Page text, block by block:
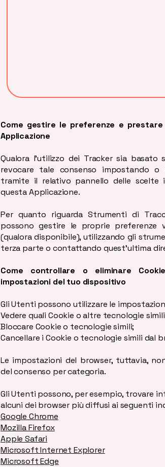
Come gestire le preferenze e
Applicazione
Qualora l’utilizzo dei Tracker sia
revocare tale consenso impostando
tramite il relativo pannello delle scelte
questa Applicazione.
Per quanto riguarda Strumenti di
possono gestire le proprie
(qualora disponibile), utilizzando gli
terza parte o contattando quest'ultima
Come controllare o eliminare
impostazioni del tuo dispositivo
Gli Utenti possono utilizzare le
Vedere quali Cookie o altre tecnologie
Bloccare Cookie o tecnologie simili;
Cancellare i Cookie o tecnologie simili dal
Le impostazioni del browser, tuttavia,
del consenso per categoria.
Gli Utenti possono, per esempio, trovare
alcuni dei browser più diffusi ai seguenti
Google Chrome
Mozilla Firefox
Apple Safari
Microsoft Internet Explorer
Microsoft Edge